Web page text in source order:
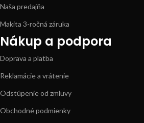
Naša predajňa
Makita 3-ročná záruka
Nákup a podpora
Doprava a platba
Reklamácie a vrátenie
Odstúpenie od zmluvy
Obchodné podmienky